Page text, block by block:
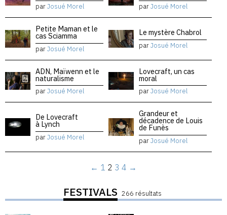
parJosué Morel parJosué Morel
Petite Maman et le
cas Sciamma
parJosué Morel
Le mystère Chabrol
parJosué Morel
ADN, Maïwenn et le
naturalisme
parJosué Morel
Lovecraft, un cas
moral
parJosué Morel
De Lovecraft
à Lynch
parJosué Morel
Grandeur et
décadence de Louis
de Funès
parJosué Morel
← 1 2 3 4 →
FESTIVALS 266 résultats